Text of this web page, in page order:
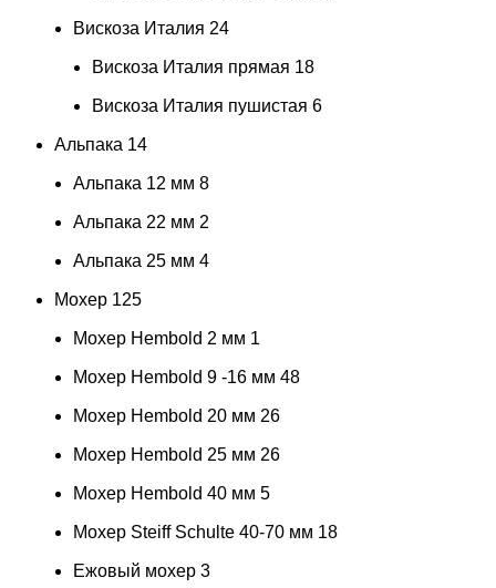
Вискоза Италия 24
Вискоза Италия прямая 18
Вискоза Италия пушистая 6
Альпака 14
Альпака 12 мм 8
Альпака 22 мм 2
Альпака 25 мм 4
Мохер 125
Мохер Hembold 2 мм 1
Мохер Hembold 9 -16 мм 48
Мохер Hembold 20 мм 26
Мохер Hembold 25 мм 26
Мохер Hembold 40 мм 5
Мохер Steiff Schulte 40-70 мм 18
Ежовый мохер 3